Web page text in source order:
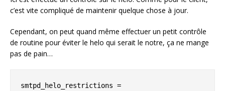
c’est vite compliqué de maintenir quelque chose à jour.
Cependant, on peut quand même effectuer un petit contrôle
de routine pour éviter le helo qui serait le notre, ça ne mange
pas de pain…
smtpd_helo_restrictions =